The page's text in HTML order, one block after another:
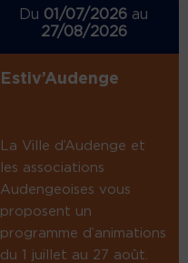
Du 01/07/2026 au
27/08/2026
Estiv’Audenge
La Ville d’Audenge et
les associations
Audengeoises vous
proposent un
programme d’animations
du 1 juillet au 27 août.